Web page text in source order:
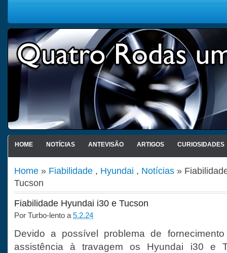
HOME NOTÍCIAS ANTEVISÃO ARTIGOS CURIOSIDADES
Home » Fiabilidade , Hyundai , Notícias »
Tucson
Fiabilidade Hyundai i30 e Tucson
Por Turbo-lento a 5.2.24
Devido a possível problema de
assistência à travagem os Hyundai i30 e